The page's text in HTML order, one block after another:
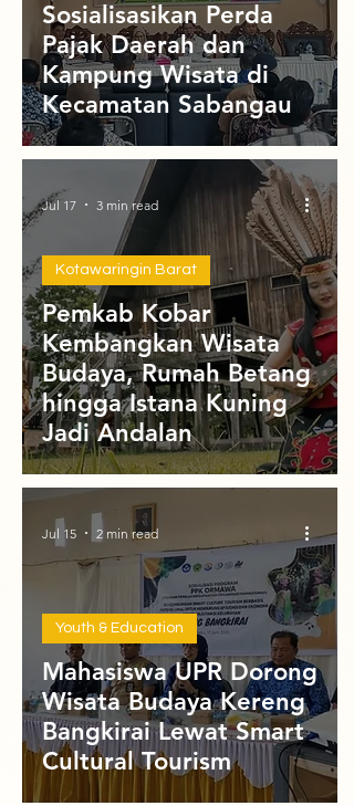
Sosialisasikan Perda
Pajak Daerah dan
Kampung Wisata di
Kecamatan Sabangau
Pemkab Kobar
Kembangkan Wisata
Budaya, Rumah Betang
hingga Istana Kuning
Jadi Andalan
Kotawaringin Barat
Jul 17 3 min read
Mahasiswa UPR Dorong
Wisata Budaya Kereng
Bangkirai Lewat Smart
Cultural Tourism
Youth & Education
Jul 15 2 min read